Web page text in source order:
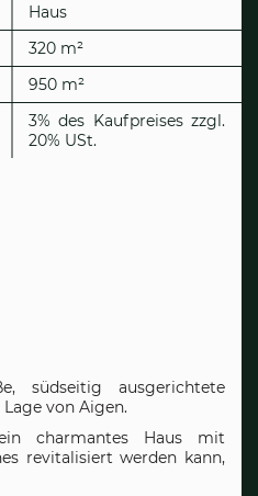
Haus
320 m²
950 m²
3% des Kaufpreises zzgl.
20% USt.
südseitig ausgerichtete
von Aigen.
charmantes Haus mit
revitalisiert werden kann,